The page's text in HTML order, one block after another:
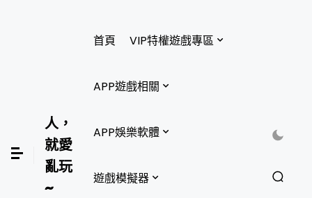
人，
就愛
亂玩
~
首頁 VIP特權遊戲專區
APP遊戲相關
APP娛樂軟體
遊戲模擬器